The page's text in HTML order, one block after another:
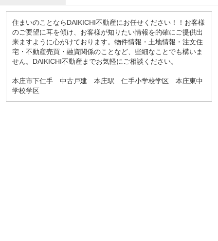
住まいのことならDAIKICHI不動産にお任せください！！お客様
のご要望に耳を傾け、お客様が知りたい情報を的確にご提供出
来ますように心がけております。物件情報・土地情報・注文住
宅・不動産売買・融資関係のことなど、些細なことでも構いま
せん。DAIKICHI不動産までお気軽にご相談ください。
本庄市下仁手 中古戸建 本庄駅 仁手小学校学区 本庄東中
学校学区